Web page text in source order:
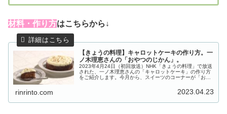
材料・作り方はこちらから↓
【きょうの料理】キャロットケーキの作り方。一
ノ木理恵さんの「おやつのじかん」。
2023年4月24日（初回放送）NHK「きょうの料理」で放送
された、一ノ木理恵さんの「キャロットケーキ」の作り方
をご紹介します。今月から、スイーツのコーナーが「おや
rinrinto.com 2023.04.23